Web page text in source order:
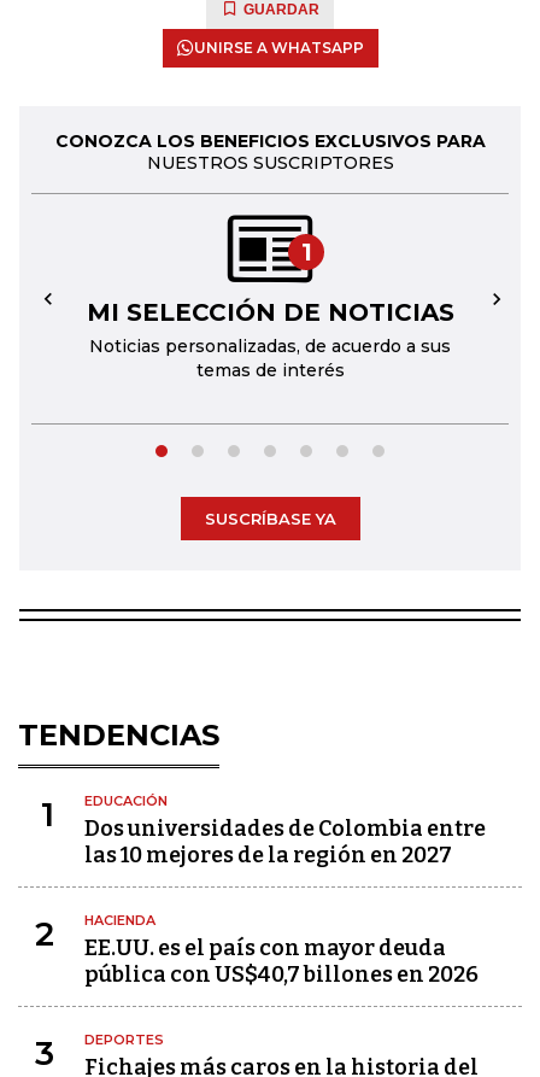
GUARDAR
UNIRSE A WHATSAPP
CONOZCA LOS BENEFICIOS EXCLUSIVOS PARA
NUESTROS SUSCRIPTORES
1
MI SELECCIÓN DE NOTICIAS
Noticias personalizadas, de acuerdo a sus
temas de interés
← →
SUSCRÍBASE YA
TENDENCIAS
1 EDUCACIÓN
Dos universidades de Colombia entre
las 10 mejores de la región en 2027
2 HACIENDA
EE.UU. es el país con mayor deuda
pública con US$40,7 billones en 2026
3 DEPORTES
Fichajes más caros en la historia del